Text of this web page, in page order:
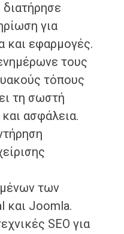
για
και εφαρμογές.
τους
τόπους
τη σωστή
ασφάλεια.
των
και Joomla.
SEO για